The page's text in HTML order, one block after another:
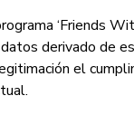
‘Friends
derivado de
el